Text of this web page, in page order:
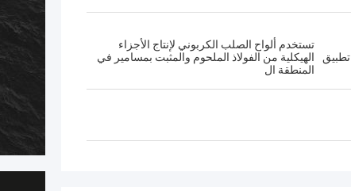
تطبيق
تستخدم ألواح الصلب الكربوني لإنتاج الأجزاء
الهيكلية من الفولاذ الملحوم والمثبت بمسامير في
المنطقة ال